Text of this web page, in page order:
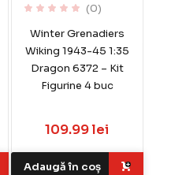
(0)
Winter Grenadiers
Wiking 1943-45 1:35
Dragon 6372 – Kit
Figurine 4 buc
109.99 lei
Adaugă în coș